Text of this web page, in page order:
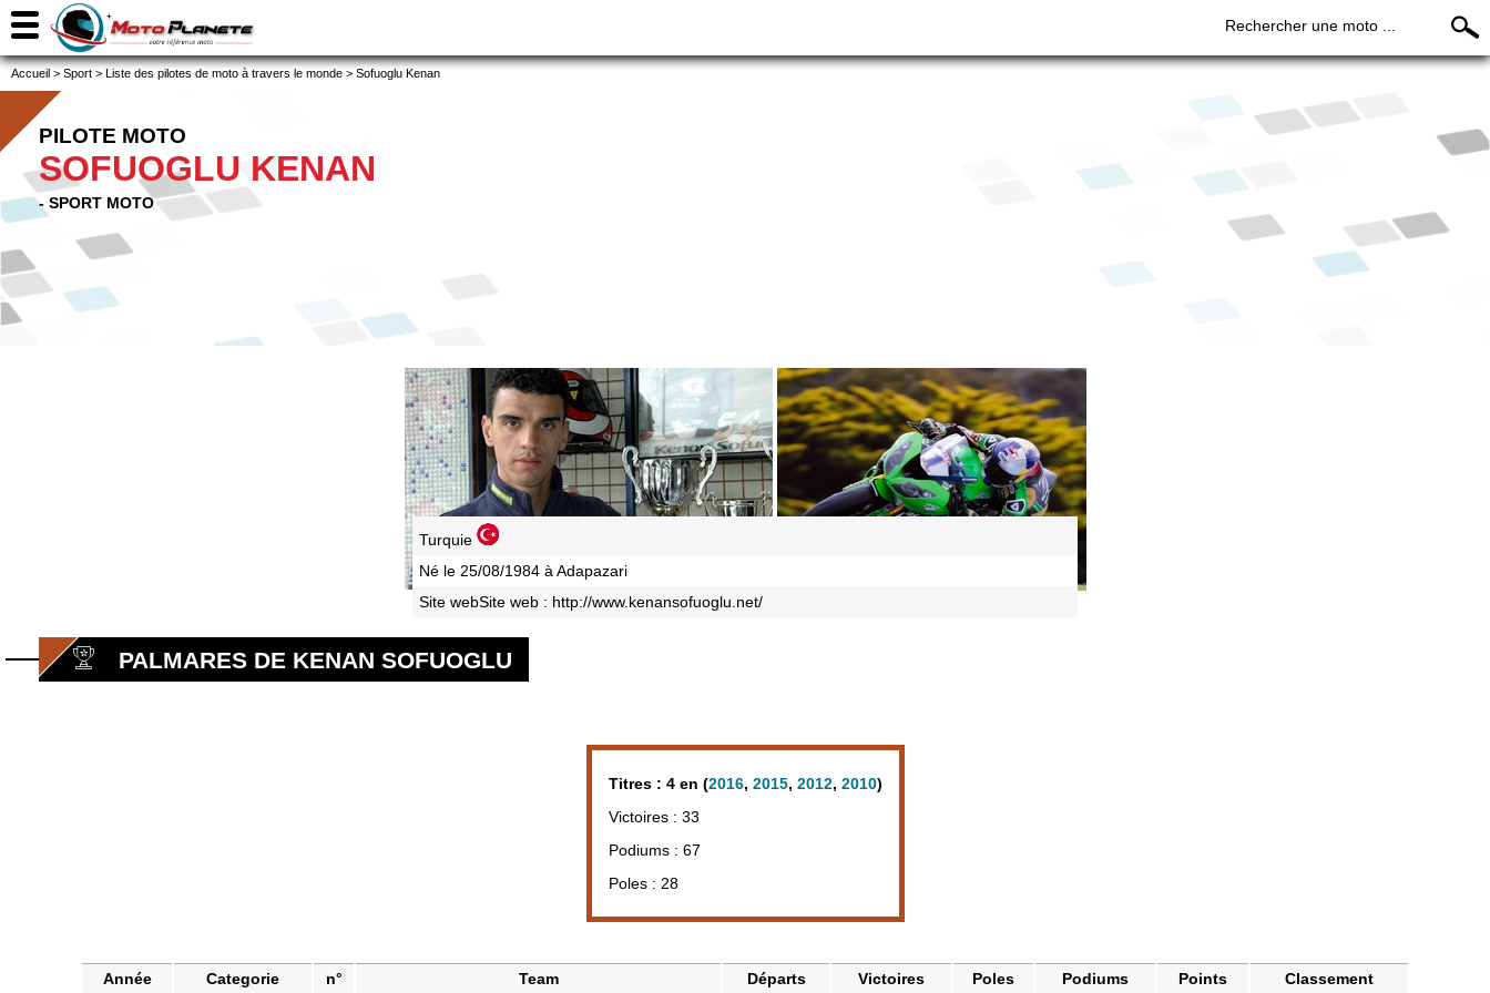
Rechercher une moto ...
Accueil > Sport > Liste des pilotes de moto à travers le monde > Sofuoglu Kenan
PILOTE MOTO
SOFUOGLU KENAN
- SPORT MOTO
Turquie
Né le 25/08/1984 à Adapazari
Site webSite web : http://www.kenansofuoglu.net/
PALMARES DE KENAN SOFUOGLU
Titres : 4 en (2016, 2015, 2012, 2010)
Victoires : 33
Podiums : 67
Poles : 28
Année Categorie n° Team Départs Victoires Poles Podiums Points Classement